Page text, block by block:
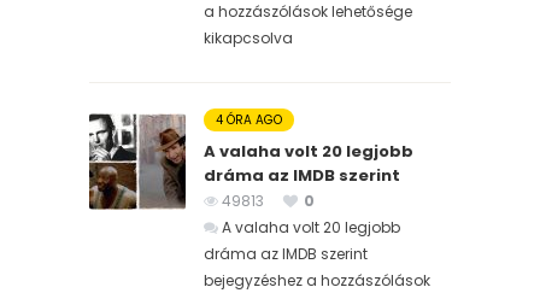
a hozzászólások lehetősége
kikapcsolva
4 ÓRA AGO
A valaha volt 20 legjobb
dráma az IMDB szerint
49813
0
A valaha volt 20 legjobb
dráma az IMDB szerint
bejegyzéshez a hozzászólások